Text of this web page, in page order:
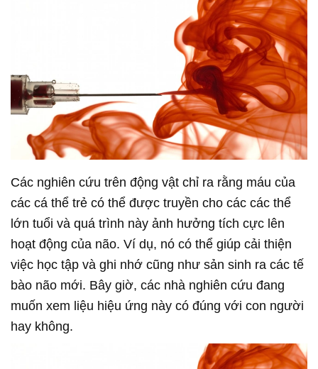
Các nghiên cứu trên động vật chỉ ra rằng máu của
các cá thể trẻ có thể được truyền cho các các thể
lớn tuổi và quá trình này ảnh hưởng tích cực lên
hoạt động của não. Ví dụ, nó có thể giúp cải thiện
việc học tập và ghi nhớ cũng như sản sinh ra các tế
bào não mới. Bây giờ, các nhà nghiên cứu đang
muốn xem liệu hiệu ứng này có đúng với con người
hay không.